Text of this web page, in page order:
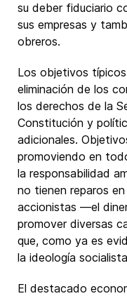
su deber fiduciario
sus empresas y
obreros.
Los objetivos
eliminación de los
los derechos de la
Constitución y
adicionales.
promoviendo en
la responsabilidad
no tienen reparos
accionistas —el
promover diversas
que, como ya es
la ideología
El destacado